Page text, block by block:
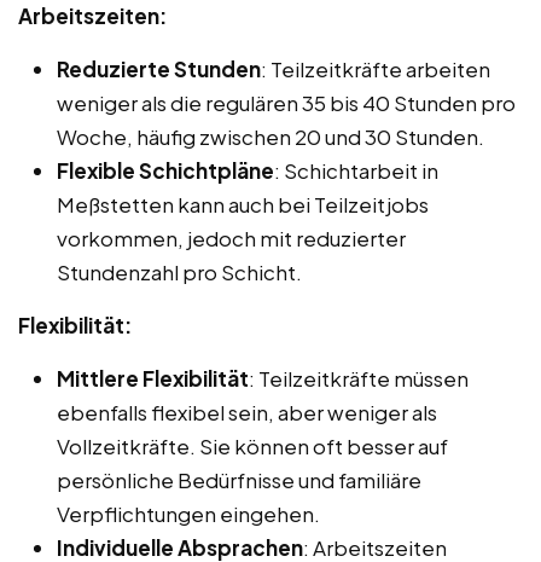
Arbeitszeiten:
Reduzierte Stunden: Teilzeitkräfte arbeiten
weniger als die regulären 35 bis 40 Stunden pro
Woche, häufig zwischen 20 und 30 Stunden.
Flexible Schichtpläne: Schichtarbeit in
Meßstetten kann auch bei Teilzeitjobs
vorkommen, jedoch mit reduzierter
Stundenzahl pro Schicht.
Flexibilität:
Mittlere Flexibilität: Teilzeitkräfte müssen
ebenfalls flexibel sein, aber weniger als
Vollzeitkräfte. Sie können oft besser auf
persönliche Bedürfnisse und familiäre
Verpflichtungen eingehen.
Individuelle Absprachen: Arbeitszeiten